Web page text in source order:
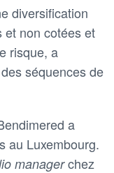
diversification
et non cotées et
risque, a
séquences de
a
au Luxembourg.
managerchez